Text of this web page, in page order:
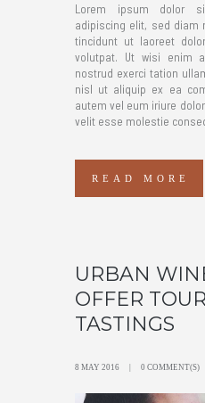
Lorem ipsum dolor
adipiscing elit, sed diam
tincidunt ut laoreet
volutpat. Ut wisi enim
nostrud exerci tation
nisl ut aliquip ex ea
autem vel eum iriure
velit esse molestie
READ MORE
URBAN
OFFER
TASTINGS
8 MAY 2016 0 COMMENT(S)